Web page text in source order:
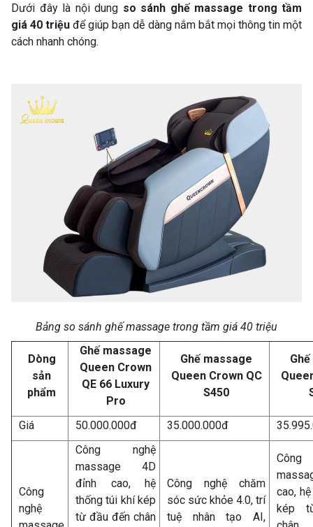
Dưới đây là nội dung so sánh ghế massage trong tầm
giá 40 triệu để giúp bạn dễ dàng nắm bắt mọi thông tin một
cách nhanh chóng.
Bảng so sánh ghế massage trong tầm giá 40 triệu
Dòng
sản
phẩm
Ghế massage
Queen Crown
QE 66 Luxury
Pro
Ghế massage
Queen Crown QC
S450
Giá 50.000.000đ 35.000.000đ
Công
nghệ
Công nghệ
massage 4D
đỉnh cao, hệ
thống túi khí kép
từ đầu đến chân
Công nghệ chăm
sóc sức khỏe 4.0, trí
tuệ nhân tạo AI,
cao,
kép